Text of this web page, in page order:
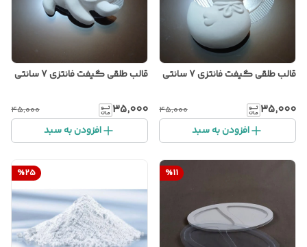
قالب طلقی گیفت فانتزی 7 سانتی
۳۵٬۰۰۰ ۴۵٬۰۰۰
افزودن به سبد
قالب طلقی گیفت فانتزی 7 سانتی
۳۵٬۰۰۰ ۴۵٬۰۰۰
افزودن به سبد
%11
%25